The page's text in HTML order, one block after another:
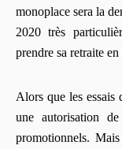
monoplace sera la
2020 très
prendre sa retraite
Alors que les essais
une autorisation
promotionnels.